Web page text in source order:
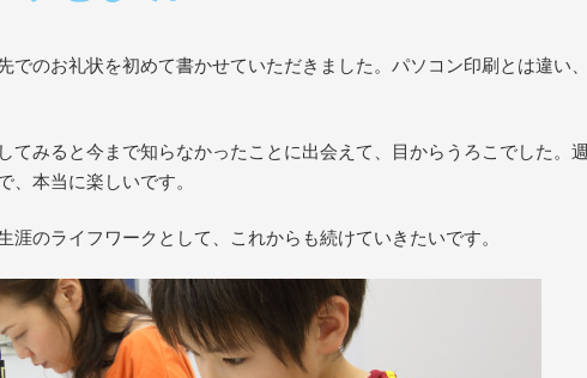
のお礼状を初めて書かせていただきました。パソコン印刷とは違い、
みると今まで知らなかったことに出会えて、目からうろこでした。週
本当に楽しいです。
のライフワークとして、これからも続けていきたいです。